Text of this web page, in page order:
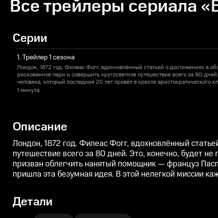
Все трейлеры сериала
Серии
1. Трейлер 1 сезона
Лондон, 1872 год. Филеас Фогг, вдохновлённый статьей о достижениях в
рискованное пари и совершить кругосветное путешествие всего за 80
человека, который последние 20 лет провёл в кресле аристократического
облегчить нанятый помощник — француз Паспарту. В дороге к ним
1 минута
Описание
Лондон, 1872 год. Филеас Фогг, вдохновлённый
путешествие всего за 80 дней. Это, конечно, будет
призван облегчить нанятый помощник — француз
пришла эта безумная идея. В этой нелегкой миссии
Детали